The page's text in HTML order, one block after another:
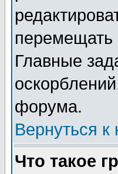
перемещать
Главные
форума.
Вернуться к
Что такое